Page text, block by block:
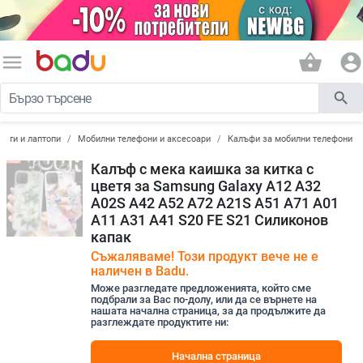
menu shopping_basket account_circle
search
и лаптопи Мобилни телефони и аксесоари Калъфи за мобилни телефони
Калъф с мека каишка за китка с
цветя за Samsung Galaxy A12 A32
A02S A42 A52 A72 A21S A51 A71 A01
A11 A31 A41 S20 FE S21 Силиконов
капак
Съжаляваме! Този продукт вече не е
наличен в Badu.
Може разгледате предложенията, който сме
подбрали за Вас по-долу, или да се върнете на
нашата начална страница, за да продължите да
разглеждате продуктите ни:
Начална страница